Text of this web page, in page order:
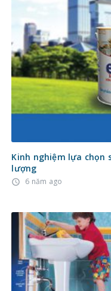
Kinh nghiệm lựa chọn
lượng
access_time 6 năm ago